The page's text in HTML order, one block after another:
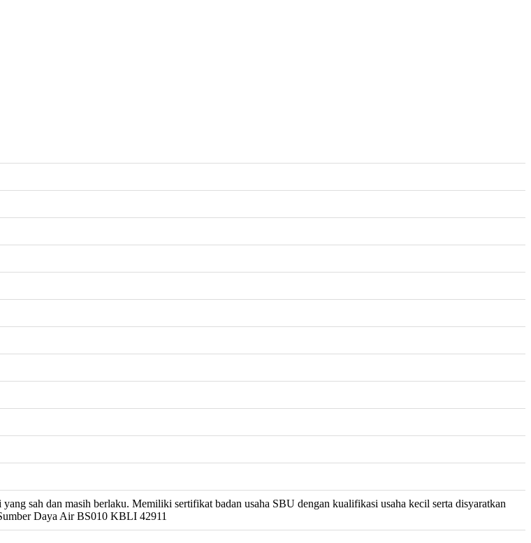
sah dan masih berlaku. Memiliki sertifikat badan usaha SBU dengan kualifikasi usaha kecil serta disyaratkan
Daya Air BS010 KBLI 42911